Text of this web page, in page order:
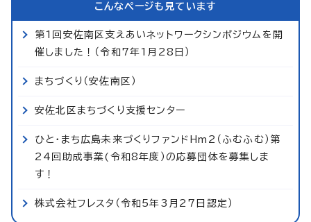
こんなページも見ています
第1回安佐南区支えあいネットワークシンポジウムを開
催しました！（令和7年1月28日）
まちづくり（安佐南区）
安佐北区まちづくり支援センター
ひと・まち広島未来づくりファンドHm2（ふむふむ）第
24回助成事業(令和8年度）の応募団体を募集しま
す！
株式会社フレスタ（令和5年3月27日認定）